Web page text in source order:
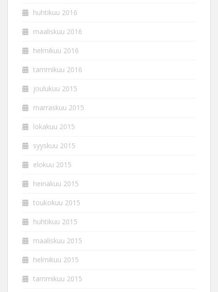
huhtikuu 2016
maaliskuu 2016
helmikuu 2016
tammikuu 2016
joulukuu 2015
marraskuu 2015
lokakuu 2015
syyskuu 2015
elokuu 2015
heinäkuu 2015
toukokuu 2015
huhtikuu 2015
maaliskuu 2015
helmikuu 2015
tammikuu 2015